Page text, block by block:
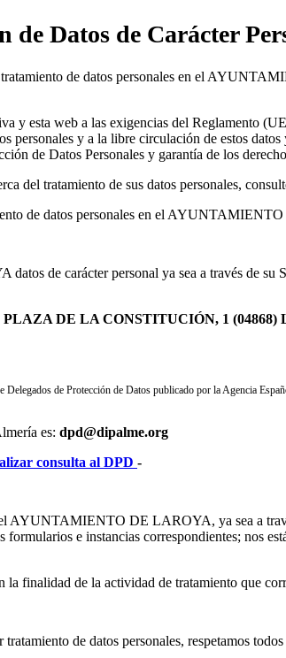
de Datos de Carácter
de datos personales en el
esta web a las exigencias del Reglamento
personales y a la libre circulación de estos
de Datos Personales y garantía de los
del tratamiento de sus datos personales,
de datos personales en el
de carácter personal ya sea a través de su
PLAZA DE LA CONSTITUCIÓN, 1 (04868)
de Protección de Datos publicado por la Agencia
es: dpd@dipalme.org
consulta al DPD -
AYUNTAMIENTO DE LAROYA, ya sea a
e instancias correspondientes; nos
finalidad de la actividad de tratamiento que
de datos personales, respetamos